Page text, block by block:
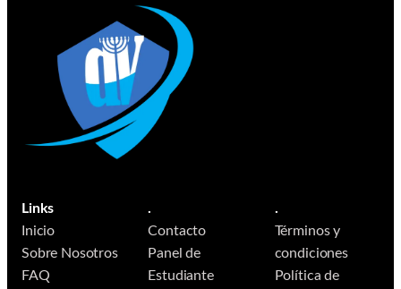
Links
Inicio
Sobre Nosotros
FAQ
.
Contacto
Panel de
Estudiante
.
Términos y
condiciones
Política de